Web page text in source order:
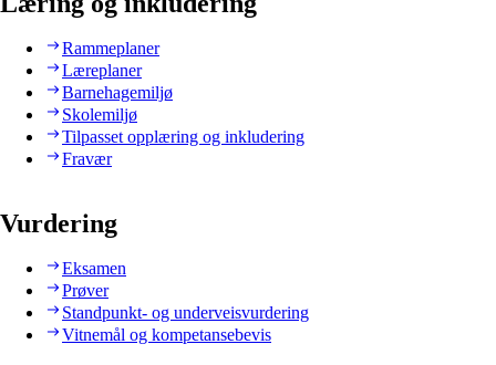
Rammeplaner
Læreplaner
Barnehagemiljø
Skolemiljø
Tilpasset opplæring og inkludering
Fravær
Vurdering
Eksamen
Prøver
Standpunkt- og underveisvurdering
Vitnemål og kompetansebevis